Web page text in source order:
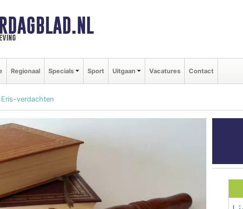
Regionaal Specials Sport Uitgaan Vacatures Contact
verdachten